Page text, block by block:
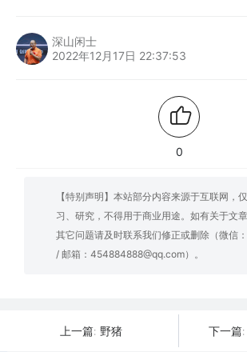
深山闲士
2022年12月17日 22:37:53
0
【特别声明】本站部分内容来源于互联网，
习、研究，不得用于商业用途。如有关于文
其它问题请及时联系我们修正或删除（微信
/ 邮箱：454884888@qq.com）。
上一篇: 野猪 下一篇: